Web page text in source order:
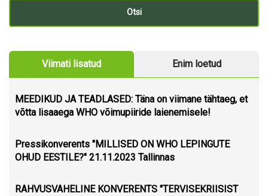
Viimati lisatud Enim loetud
MEEDIKUD JA TEADLASED: Täna on viimane tähtaeg, et
võtta lisaaega WHO võimupiiride laienemisele!
Pressikonverents "MILLISED ON WHO LEPINGUTE
OHUD EESTILE?" 21.11.2023 Tallinnas
RAHVUSVAHELINE KONVERENTS "TERVISEKRIISIST